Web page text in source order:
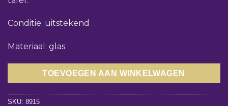
Conditie: uitstekend
Materiaal: glas
TOEVOEGEN AAN WINKELWAGEN
SKU: 8915